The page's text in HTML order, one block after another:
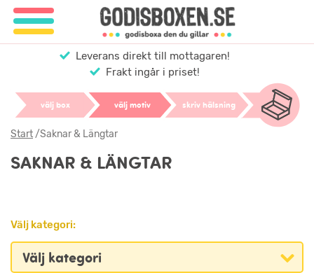
Leverans direkt till mottagaren!
Frakt ingår i priset!
välj box välj motiv skriv hälsning
Start/Saknar & Längtar
SAKNAR & LÄNGTAR
Välj kategori: